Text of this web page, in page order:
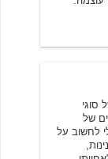
סוגי
של
לחשוב על